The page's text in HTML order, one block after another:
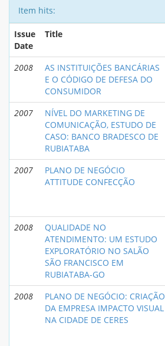
Item hits:
Issue
Date
Title
2008
AS INSTITUIÇÕES BANCÁRIAS
E O CÓDIGO DE DEFESA DO
CONSUMIDOR
2007
NÍVEL DO MARKETING DE
COMUNICAÇÃO, ESTUDO DE
CASO: BANCO BRADESCO DE
RUBIATABA
2007
PLANO DE NEGÓCIO
ATTITUDE CONFECÇÃO
2008
QUALIDADE NO
ATENDIMENTO: UM ESTUDO
EXPLORATÓRIO NO SALÃO
SÃO FRANCISCO EM
RUBIATABA-GO
2008
PLANO DE NEGÓCIO: CRIAÇÃO
DA EMPRESA IMPACTO VISUAL
NA CIDADE DE CERES